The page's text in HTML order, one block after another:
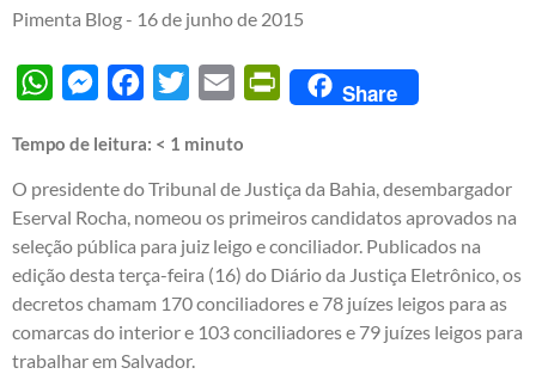
Pimenta Blog - 16 de junho de 2015
WhatsAppMessengerFacebook
Twitter Email PrintFriendly
Share
Tempo de leitura: < 1 minuto
O presidente do Tribunal de Justiça da Bahia, desembargador
Eserval Rocha, nomeou os primeiros candidatos aprovados na
seleção pública para juiz leigo e conciliador. Publicados na
edição desta terça-feira (16) do Diário da Justiça Eletrônico, os
decretos chamam 170 conciliadores e 78 juízes leigos para as
comarcas do interior e 103 conciliadores e 79 juízes leigos para
trabalhar em Salvador.